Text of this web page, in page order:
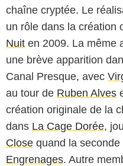
chaîne cryptée. Le
un rôle dans la création
Nuit en 2009. La même
une brève apparition
Canal Presque, avec
au tour de Ruben Alves
création originale de la
dans La Cage Dorée,
Close quand la
Engrenages. Autre